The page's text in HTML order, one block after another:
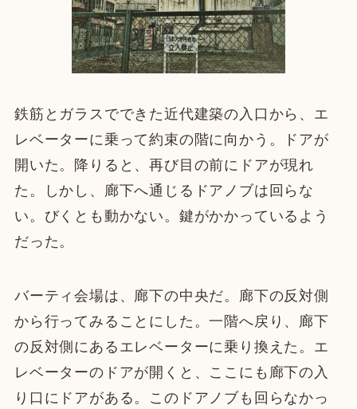
鉄筋とガラスでできた近代建築の入口から、エ
レベーターに乗って約束の階に向かう。ドアが
開いた。降りると、再び目の前にドアが現れ
た。しかし、廊下へ通じるドアノブは回らな
い。 びくとも動かない。鍵がかかっているよう
だった。
バーティ会場は、廊下の中央だ。廊下の反対側
から行ってみることにした。一階へ戻り、廊下
の反対側にあるエレベーターに乗り換えた。エ
レベーターのドアが開くと、ここにも廊下の入
り口にドアがある。このドアノブも回らなかっ